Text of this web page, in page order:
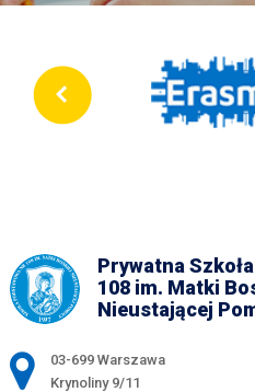
Prywatna
108 im. Matki
Nieustającej
Adres pocztowy:
03-699 Warszawa
Krynoliny 9/11